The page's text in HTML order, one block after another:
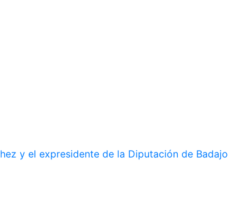
y el expresidente de la Diputación de